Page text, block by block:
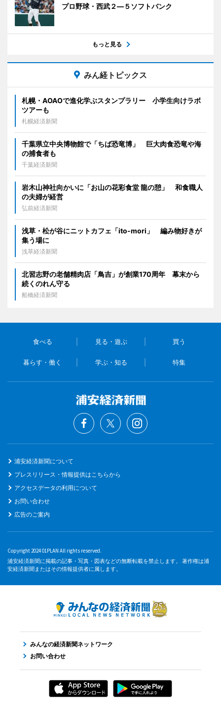
プロ野球・西武２―５ソフトバンク
もっと見る
みん経トピックス
札幌・AOAOで進化学ぶスタンプラリー 小学生向けラボ
ツアーも
札幌経済新聞
千葉県立中央博物館で「ちば恐竜博」 巨大肉食恐竜や海
の捕食者も
千葉経済新聞
岩木山神社向かいに「お山の花彩食堂 龍の憩」 和食職人
の夫婦が経営
弘前経済新聞
浅草・松が谷にニットカフェ「ito-mori」 編み物好きが
集う場に
浅草経済新聞
北習志野の老舗精肉店「鳥吉」が創業170周年 幕末から
続くのれん守る
船橋経済新聞
食べる 見る・遊ぶ 買う
暮らす・働く 学ぶ・知る 特集
浦安経済新聞について
プレスリリース・情報提供はこちらから
アクセスデータの利用について
お問い合わせ
広告のご案内
Copyright 2024 01PLAN All rights reserved.
浦安経済新聞に掲載の記事・写真・図表などの無断転載を禁止します。 著作権は浦
安経済新聞またはその情報提供者に属します。
みんなの経済新聞ネットワーク
お問い合わせ